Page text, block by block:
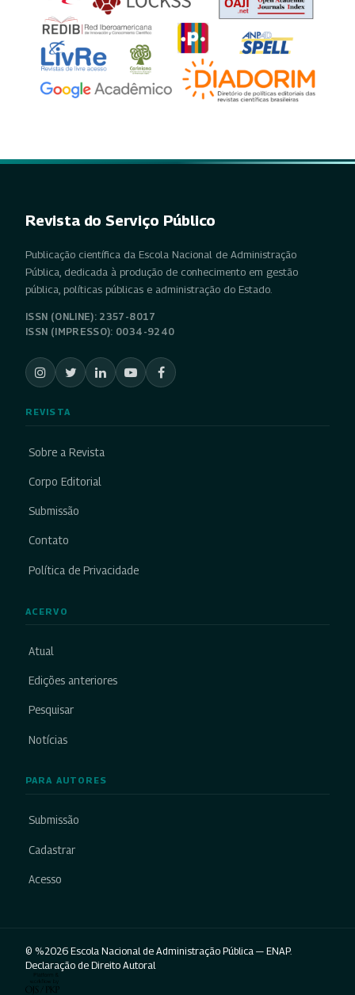
Revista do Serviço Público
Publicação científica da Escola Nacional de Administração
Pública, dedicada à produção de conhecimento em gestão
pública, políticas públicas e administração do Estado.
ISSN (ONLINE): 2357-8017
ISSN (IMPRESSO): 0034-9240
REVISTA
Sobre a Revista
Corpo Editorial
Submissão
Contato
Política de Privacidade
ACERVO
Atual
Edições anteriores
Pesquisar
Notícias
PARA AUTORES
Submissão
Cadastrar
Acesso
© %2026 Escola Nacional de Administração Pública — ENAP.
Declaração de Direito Autoral